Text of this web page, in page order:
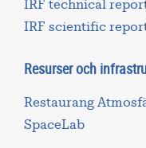
IRF technical
IRF scientific
Resurser och
Restaurang
SpaceLab